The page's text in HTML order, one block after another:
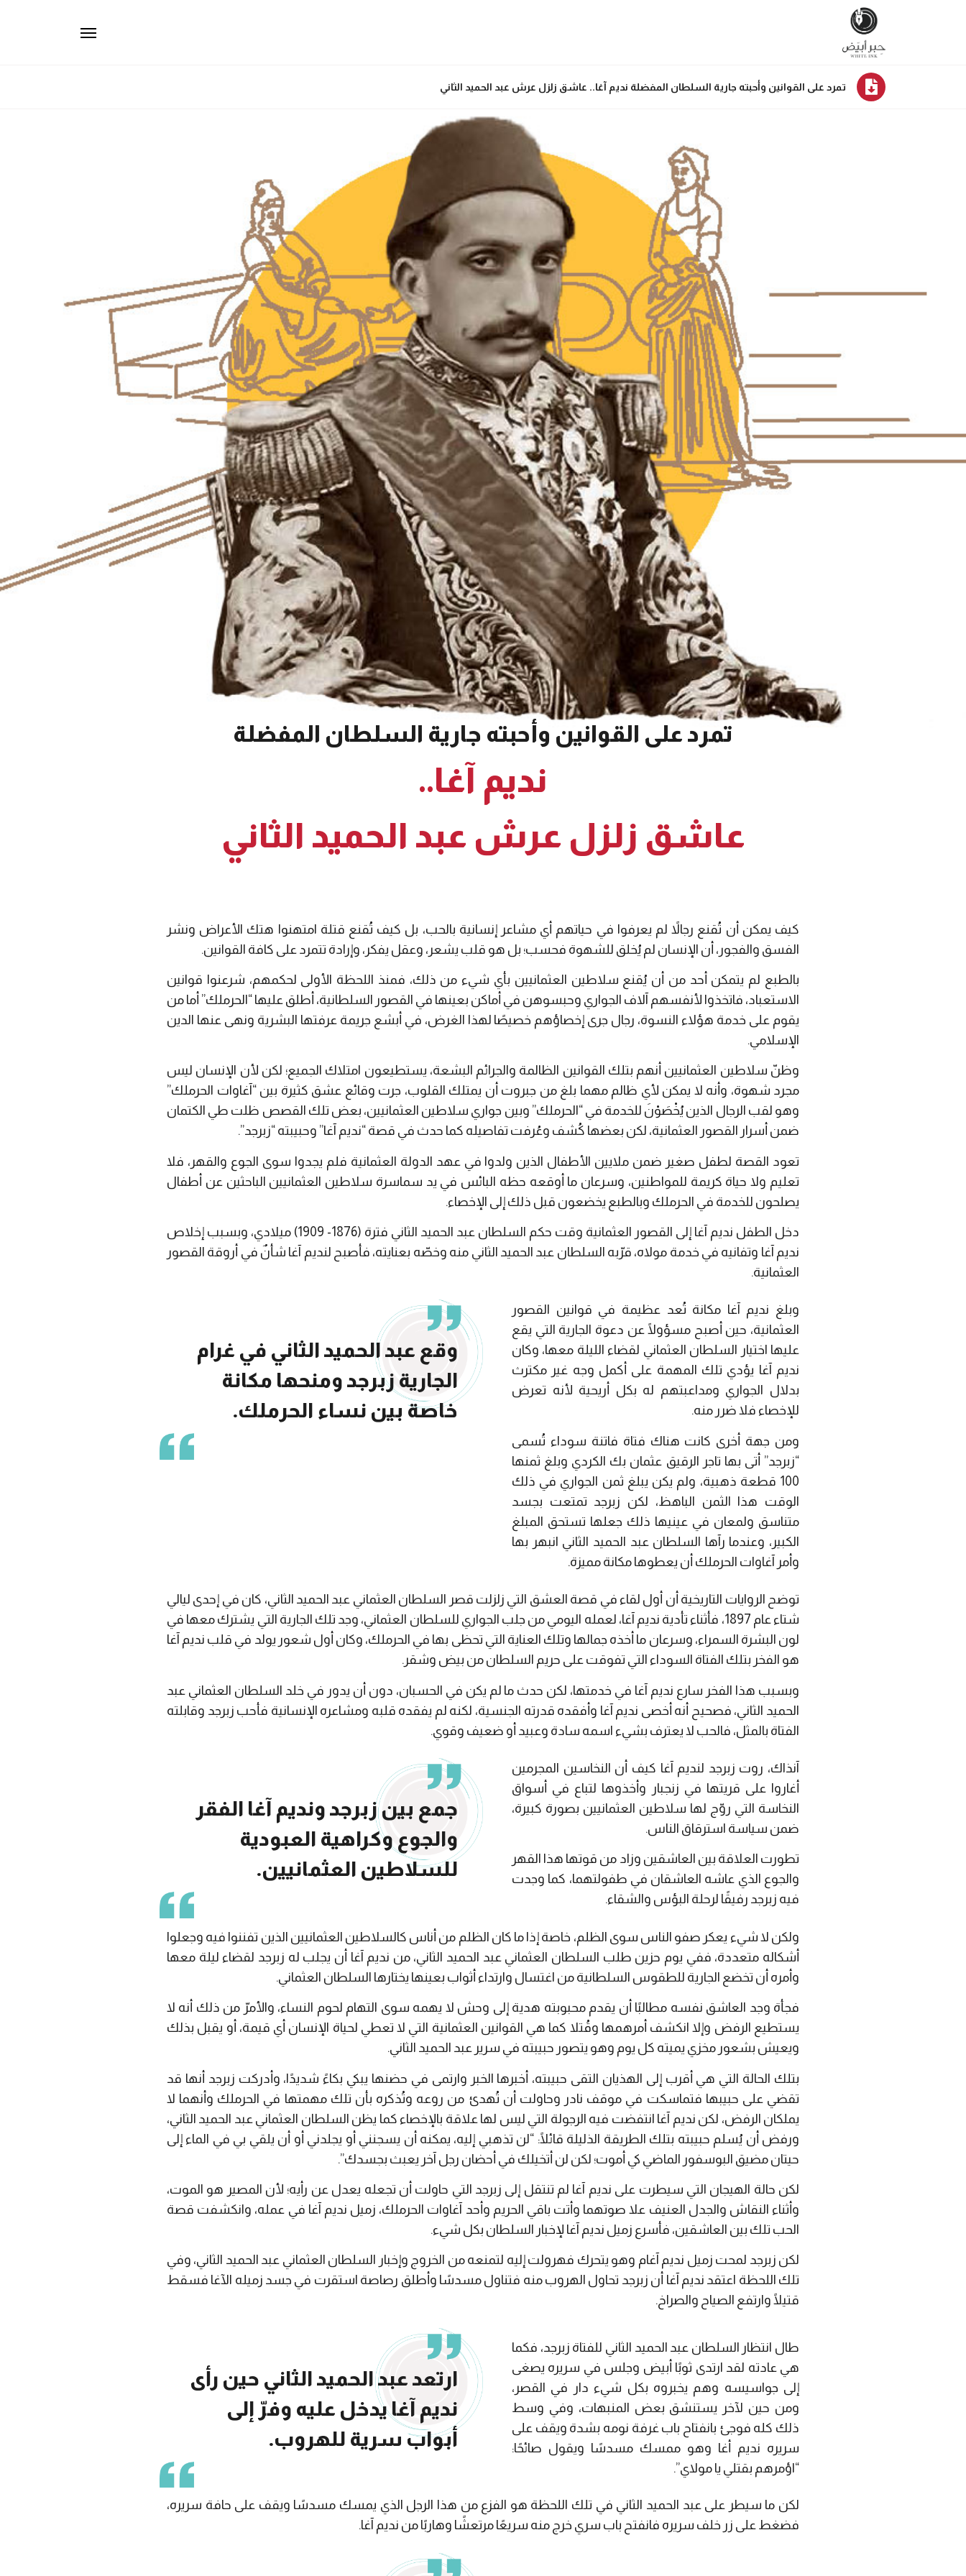
تمرد على القوانين وأحبته جارية السلطان المفضلة نديم آغا.. عاشق زلزل عرش عبد الحميد الثاني
تمرد على القوانين وأحبته جارية السلطان المفضلة
نديم آغا..
عاشق زلزل عرش عبد الحميد الثاني
كيف يمكن أن تُقنع رجالاً لم يعرفوا في حياتهم أي مشاعر إنسانية بالحب، بل كيف تُقنع قتلة امتهنوا هتك الأعراض ونشر
الفسق والفجور، أن الإنسان لم يُخلق للشهوة فحسب؛ بل هو قلب يشعر، وعقل يفكر، وإرادة تتمرد على كافة القوانين.
بالطبع لم يتمكن أحد من أن يُقنع سلاطين العثمانيين بأي شيء من ذلك، فمنذ اللحظة الأولى لحكمهم، شرعنوا قوانين
الاستعباد، فاتخذوا لأنفسهم آلاف الجواري وحبسوهن في أماكن بعينها في القصور السلطانية، أطلق عليها “الحرملك” أما من
يقوم على خدمة هؤلاء النسوة، رجال جرى إخصاؤهم خصيصًا لهذا الغرض، في أبشع جريمة عرفتها البشرية ونهى عنها الدين
الإسلامي.
وظنّ سلاطين العثمانيين أنهم بتلك القوانين الظالمة والجرائم البشعة، يستطيعون امتلاك الجميع؛ لكن لأن الإنسان ليس
مجرد شهوة، وأنه لا يمكن لأي ظالم مهما بلغ من جبروت أن يمتلك القلوب، جرت وقائع عشق كثيرة بين “آغاوات الحرملك”
وهو لقب الرجال الذين يُخْصَوْنَ للخدمة في “الحرملك” وبين جواري سلاطين العثمانيين، بعض تلك القصص ظلت طي الكتمان
ضمن أسرار القصور العثمانية، لكن بعضها كُشف وعُرفت تفاصيله كما حدث في قصة “نديم آغا” وحبيبته “زبرجد”.
تعود القصة لطفل صغير ضمن ملايين الأطفال الذين ولدوا في عهد الدولة العثمانية فلم يجدوا سوى الجوع والقهر، فلا
تعليم ولا حياة كريمة للمواطنين، وسرعان ما أوقعه حظه البائس في يد سماسرة سلاطين العثمانيين الباحثين عن أطفال
يصلحون للخدمة في الحرملك وبالطبع يخضعون قبل ذلك إلى الإخصاء.
دخل الطفل نديم آغا إلى القصور العثمانية وقت حكم السلطان عبد الحميد الثاني فترة (1876- 1909) ميلادي، وبسبب إخلاص
نديم آغا وتفانيه في خدمة مولاه، قرّبه السلطان عبد الحميد الثاني منه وخصّه بعنايته، فأصبح لنديم آغا شأنٌ في أروقة القصور
العثمانية.
وبلغ نديم آغا مكانة تُعد عظيمة في قوانين القصور
العثمانية، حين أصبح مسؤولًا عن دعوة الجارية التي يقع
عليها اختيار السلطان العثماني لقضاء الليلة معها، وكان
نديم آغا يؤدي تلك المهمة على أكمل وجه غير مكترث
بدلال الجواري ومداعبتهم له بكل أريحية لأنه تعرض
للإخصاء فلا ضرر منه.
ومن جهة أخرى كانت هناك فتاة فاتنة سوداء تُسمى
“زبرجد” أتى بها تاجر الرقيق عثمان بك الكردي وبلغ ثمنها
100 قطعة ذهبية، ولم يكن يبلغ ثمن الجواري في ذلك
الوقت هذا الثمن الباهظ، لكن زبرجد تمتعت بجسد
متناسق ولمعان في عينيها ذلك جعلها تستحق المبلغ
الكبير، وعندما رآها السلطان عبد الحميد الثاني انبهر بها
وأمر آغاوات الحرملك أن يعطوها مكانة مميزة.
وقع عبد الحميد الثاني في غرام
الجارية زبرجد ومنحها مكانة
خاصة بين نساء الحرملك.
توضح الروايات التاريخية أن أول لقاء في قصة العشق التي زلزلت قصر السلطان العثماني عبد الحميد الثاني، كان في إحدى ليالي
شتاء عام 1897، فأثناء تأدية نديم آغا، لعمله اليومي من جلب الجواري للسلطان العثماني، وجد تلك الجارية التي يشترك معها في
لون البشرة السمراء، وسرعان ما أخذه جمالها وتلك العناية التي تحظى بها في الحرملك، وكان أول شعور يولد في قلب نديم آغا
هو الفخر بتلك الفتاة السوداء التي تفوقت على حريم السلطان من بيض وشقر.
وبسبب هذا الفخر سارع نديم آغا في خدمتها، لكن حدث ما لم يكن في الحسبان، دون أن يدور في خلد السلطان العثماني عبد
الحميد الثاني، فصحيح أنه أخصى نديم آغا وأفقده قدرته الجنسية، لكنه لم يفقده قلبه ومشاعره الإنسانية فأحب زبرجد وقابلته
الفتاة بالمثل، فالحب لا يعترف بشيء اسمه سادة وعبيد أو ضعيف وقوي.
آنذاك، روت زبرجد لنديم آغا كيف أن النخاسين المجرمين
أغاروا على قريتها في زنجبار وأخذوها لتباع في أسواق
النخاسة التي روّج لها سلاطين العثمانيين بصورة كبيرة،
ضمن سياسة استرقاق الناس.
تطورت العلاقة بين العاشقين وزاد من قوتها هذا القهر
والجوع الذي عاشه العاشقان في طفولتهما، كما وجدت
فيه زبرجد رفيقًا لرحلة البؤس والشقاء.
جمع بين زبرجد ونديم آغا الفقر
والجوع وكراهية العبودية
للسلاطين العثمانيين.
ولكن لا شيء يعكر صفو الناس سوى الظلم، خاصة إذا ما كان الظلم من أناس كالسلاطين العثمانيين الذين تفننوا فيه وجعلوا
أشكاله متعددة، ففي يوم حزين طلب السلطان العثماني عبد الحميد الثاني، من نديم آغا أن يجلب له زبرجد لقضاء ليلة معها
وأمره أن تخضع الجارية للطقوس السلطانية من اغتسال وارتداء أثواب بعينها يختارها السلطان العثماني.
فجأة وجد العاشق نفسه مطالبًا أن يقدم محبوبته هدية إلى وحش لا يهمه سوى التهام لحوم النساء، والأمرّ من ذلك أنه لا
يستطيع الرفض وإلا انكشف أمرهمها وقُتلا كما هي القوانين العثمانية التي لا تعطي لحياة الإنسان أي قيمة، أو يقبل بذلك
ويعيش بشعور مخزي يميته كل يوم وهو يتصور حبيبته في سرير عبد الحميد الثاني.
بتلك الحالة التي هي أقرب إلى الهذيان التقى حبيبته، أخبرها الخبر وارتمى في حضنها يبكي بكاءً شديدًا، وأدركت زبرجد أنها قد
تقضي على حبيبها فتماسكت في موقف نادر وحاولت أن تُهدئ من روعه وتُذكره بأن تلك مهمتها في الحرملك وأنهما لا
يملكان الرفض، لكن نديم آغا انتفضت فيه الرجولة التي ليس لها علاقة بالإخصاء كما يظن السلطان العثماني عبد الحميد الثاني،
ورفض أن يُسلم حبيبته بتلك الطريقة الذليلة قائلًا: “لن تذهبي إليه، يمكنه أن يسجنني أو يجلدني أو أن يلقي بي في الماء إلى
حيتان مضيق البوسفور الماضي كي أموت؛ لكن لن أتخيلك في أحضان رجل آخر يعبث بجسدك”.
لكن حالة الهيجان التي سيطرت على نديم آغا لم تنتقل إلى زبرجد التي حاولت أن تجعله يعدل عن رأيه؛ لأن المصير هو الموت،
وأثناء النقاش والجدل العنيف علا صوتهما وأتت باقي الحريم وأحد آغاوات الحرملك، زميل نديم آغا في عمله، وانكشفت قصة
الحب تلك بين العاشقين، فأسرع زميل نديم آغا لإخبار السلطان بكل شيء.
لكن زبرجد لمحت زميل نديم آغام وهو يتحرك فهرولت إليه لتمنعه من الخروج وإخبار السلطان العثماني عبد الحميد الثاني، وفي
تلك اللحظة اعتقد نديم آغا أن زبرجد تحاول الهروب منه فتناول مسدسًا وأطلق رصاصة استقرت في جسد زميله الآغا فسقط
قتيلًا وارتفع الصياح والصراخ.
طال انتظار السلطان عبد الحميد الثاني للفتاة زبرجد، فكما
هي عادته لقد ارتدى ثوبًا أبيض وجلس في سريره يصغى
إلى جواسيسه وهم يخبروه بكل شيء دار في القصر،
ومن حين لآخر يستنشق بعض المنبهات، وفي وسط
ذلك كله فوجئ بانفتاح باب غرفة نومه بشدة ويقف على
سريره نديم أغا وهو ممسك مسدسًا ويقول صائحًا:
“اؤمرهم بقتلي يا مولاي”.
ارتعد عبد الحميد الثاني حين رأى
نديم آغا يدخل عليه وفرّ إلى
أبواب سرية للهروب.
لكن ما سيطر على عبد الحميد الثاني في تلك اللحظة هو الفزع من هذا الرجل الذي يمسك مسدسًا ويقف على حافة سريره،
فضغط على زر خلف سريره فانفتح باب سري خرج منه سريعًا مرتعشًا وهاربًا من نديم آغا.